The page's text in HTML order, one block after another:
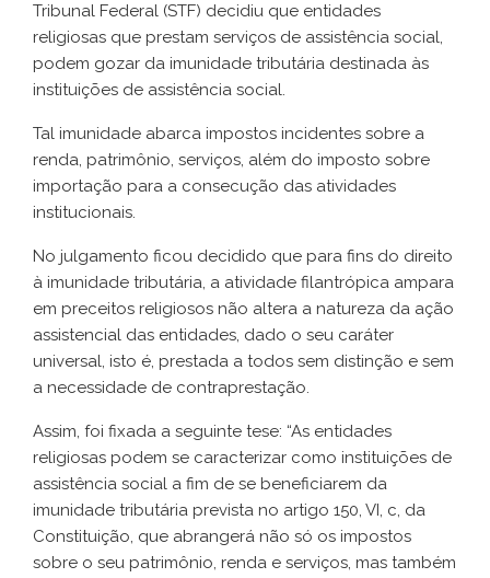
Tribunal Federal (STF) decidiu que entidades
religiosas que prestam serviços de assistência social,
podem gozar da imunidade tributária destinada às
instituições de assistência social.
Tal imunidade abarca impostos incidentes sobre a
renda, patrimônio, serviços, além do imposto sobre
importação para a consecução das atividades
institucionais.
No julgamento ficou decidido que para fins do direito
à imunidade tributária, a atividade filantrópica ampara
em preceitos religiosos não altera a natureza da ação
assistencial das entidades, dado o seu caráter
universal, isto é, prestada a todos sem distinção e sem
a necessidade de contraprestação.
Assim, foi fixada a seguinte tese: “As entidades
religiosas podem se caracterizar como instituições de
assistência social a fim de se beneficiarem da
imunidade tributária prevista no artigo 150, VI, c, da
Constituição, que abrangerá não só os impostos
sobre o seu patrimônio, renda e serviços, mas também